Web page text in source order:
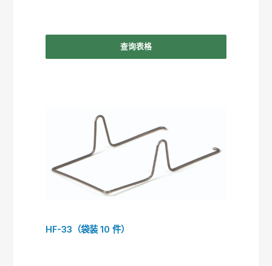
查询表格
HF-33（袋装 10 件）